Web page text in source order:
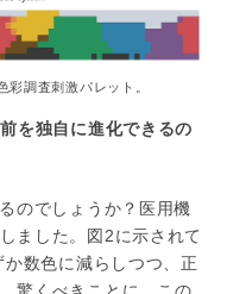
調査刺激パレット。
を独自に進化できるの
のでしょうか？医用機
ました。図2に示されて
数色に減らしつつ、正